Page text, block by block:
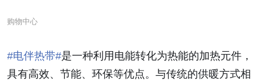
购物中心
#电伴热带#是一种利用电能转化为热能的加热元件，
具有高效、节能、环保等优点。与传统的供暖方式相